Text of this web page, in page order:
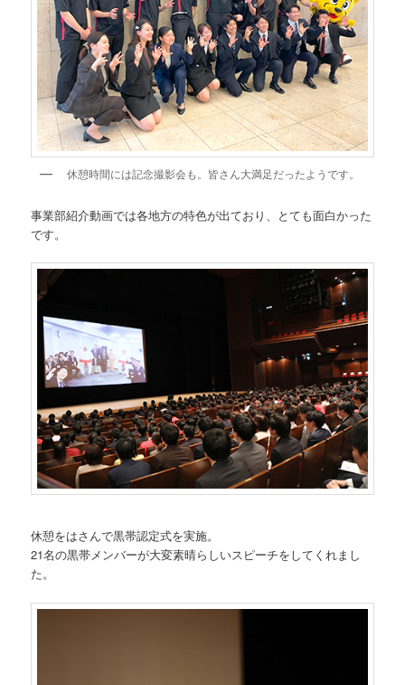
休憩時間には記念撮影会も。皆さん大満足だったようです。
事業部紹介動画では各地方の特色が出ており、とても面白かった
です。
休憩をはさんで黒帯認定式を実施。
21名の黒帯メンバーが大変素晴らしいスピーチをしてくれまし
た。